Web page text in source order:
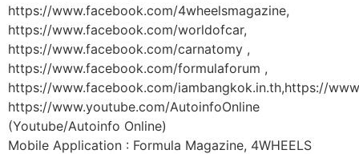
https://www.facebook.com/4wheelsmagazine,
https://www.facebook.com/worldofcar,
https://www.facebook.com/carnatomy ,
https://www.facebook.com/formulaforum ,
https://www.facebook.com/iambangkok.in.th,https://
https://www.youtube.com/AutoinfoOnline
(Youtube/Autoinfo Online)
Mobile Application : Formula Magazine, 4WHEELS